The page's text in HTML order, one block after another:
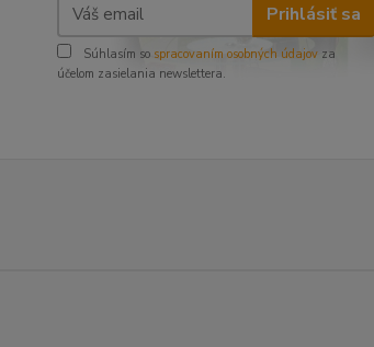
Prihlásiť sa
Súhlasím so spracovaním osobných údajov za
účelom zasielania newslettera.